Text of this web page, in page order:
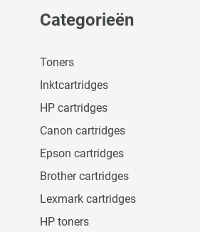
Categorieën
Toners
Inktcartridges
HP cartridges
Canon cartridges
Epson cartridges
Brother cartridges
Lexmark cartridges
HP toners